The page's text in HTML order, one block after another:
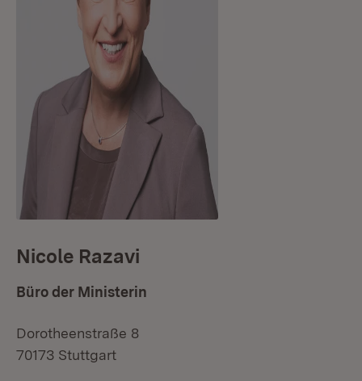
Nicole Razavi
Büro der Ministerin
Dorotheenstraße 8
70173 Stuttgart